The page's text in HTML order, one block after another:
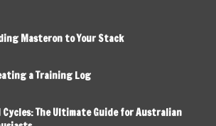
Masteron to Your Stack
a Training Log
The Ultimate Guide for Australian